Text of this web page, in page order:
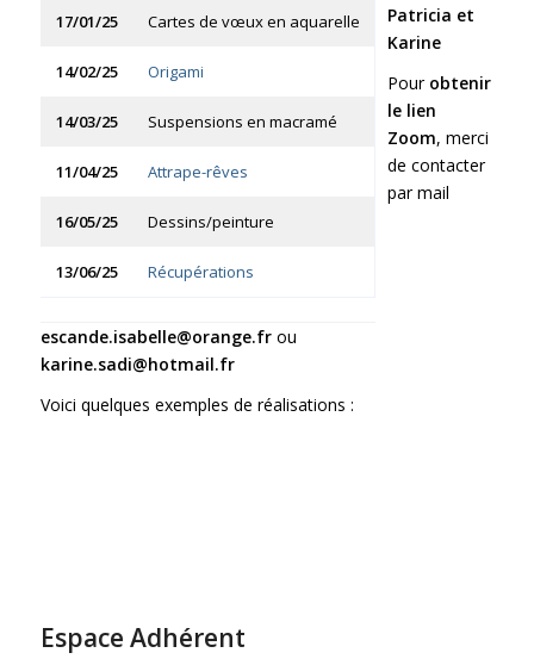
17/01/25 Cartes de vœux en aquarelle
14/02/25 Origami
14/03/25 Suspensions en macramé
11/04/25 Attrape-rêves
16/05/25 Dessins/peinture
13/06/25 Récupérations
Patricia et
Karine
Pour obtenir
le lien
Zoom, merci
de contacter
par mail
escande.isabelle@orange.frou
karine.sadi@hotmail.fr
Voici quelques exemples de réalisations :
Espace Adhérent